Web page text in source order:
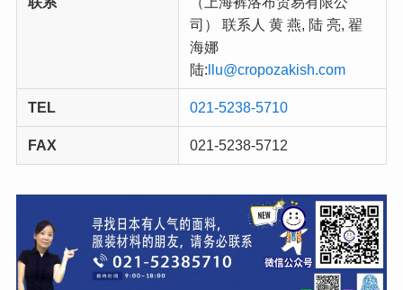
司） 联系人 黄 燕, 陆 亮, 翟
海娜
陆: llu@cropozakish.com
TEL 021-5238-5710
FAX 021-5238-5712